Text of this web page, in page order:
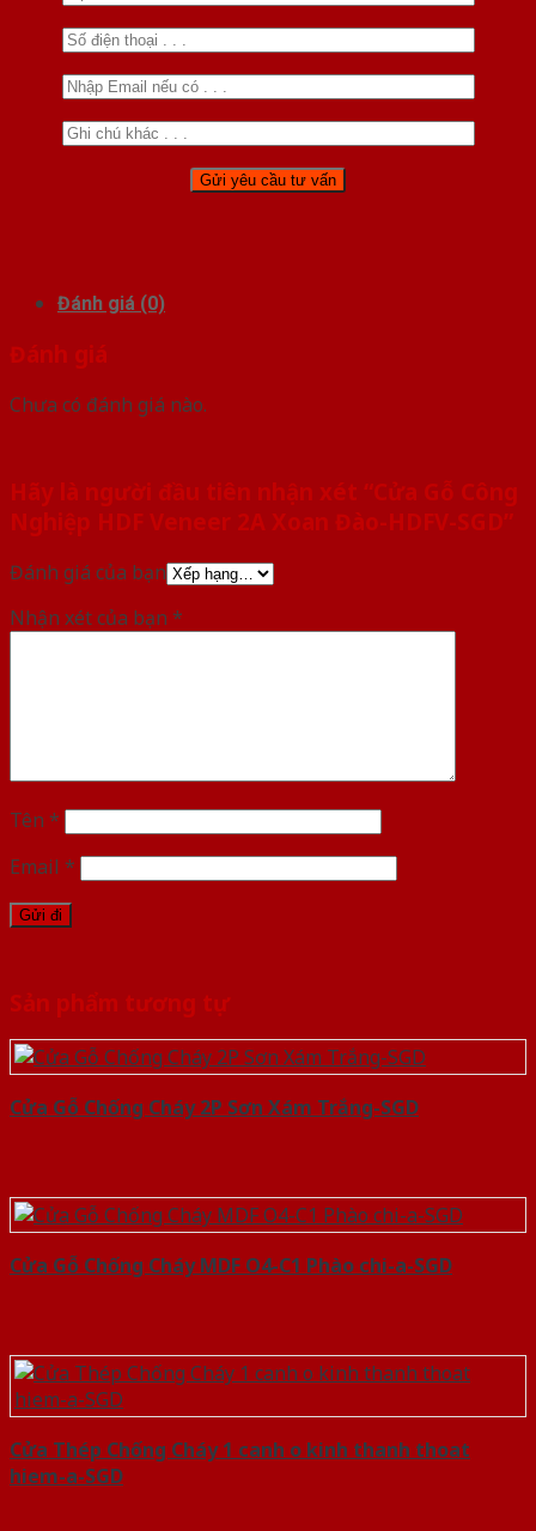
Đánh giá (0)
Đánh giá
Chưa có đánh giá nào.
Hãy là người đầu tiên nhận xét “Cửa Gỗ Công
Nghiệp HDF Veneer 2A Xoan Đào-HDFV-SGD”
Đánh giá của bạn
Nhận xét của bạn *
Tên *
Email *
Sản phẩm tương tự
Cửa Gỗ Chống Cháy 2P Sơn Xám Trắng-SGD
Cửa Gỗ Chống Cháy MDF O4-C1 Phào chi-a-SGD
Cửa Thép Chống Cháy 1 canh o kinh thanh thoat
hiem-a-SGD